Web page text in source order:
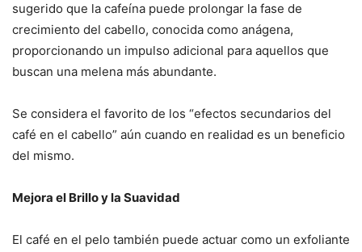
sugerido que la cafeína puede prolongar la fase de
crecimiento del cabello, conocida como anágena,
proporcionando un impulso adicional para aquellos que
buscan una melena más abundante.
Se considera el favorito de los “efectos secundarios del
café en el cabello” aún cuando en realidad es un beneficio
del mismo.
Mejora el Brillo y la Suavidad
El café en el pelo también puede actuar como un exfoliante